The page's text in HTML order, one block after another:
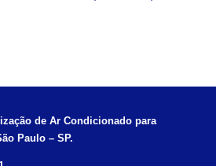
de Ar Condicionado para
Paulo – SP.